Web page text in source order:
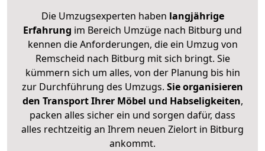
Die Umzugsexperten haben langjährige
Erfahrung im Bereich Umzüge nach Bitburg und
kennen die Anforderungen, die ein Umzug von
Remscheid nach Bitburg mit sich bringt. Sie
kümmern sich um alles, von der Planung bis hin
zur Durchführung des Umzugs. Sie organisieren
den Transport Ihrer Möbel und Habseligkeiten,
packen alles sicher ein und sorgen dafür, dass
alles rechtzeitig an Ihrem neuen Zielort in Bitburg
ankommt.